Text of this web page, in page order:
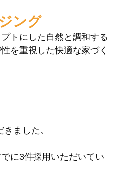
ング
トにした自然と調和する
を重視した快適な家づく
ました。
に3件採用いただいてい